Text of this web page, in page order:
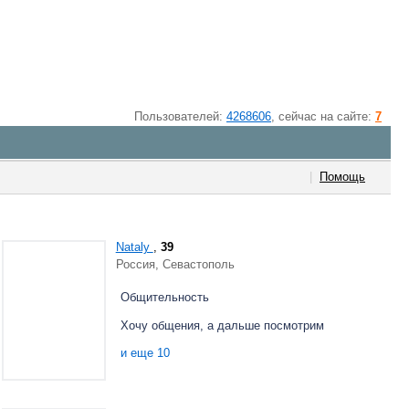
Пользователей: 4268606, cейчас на сайте: 7
Помощь
Nataly , 39
Россия, Севастополь
Общительность
Хочу общения, а дальше посмотрим
Новые впечатления
и еще 10